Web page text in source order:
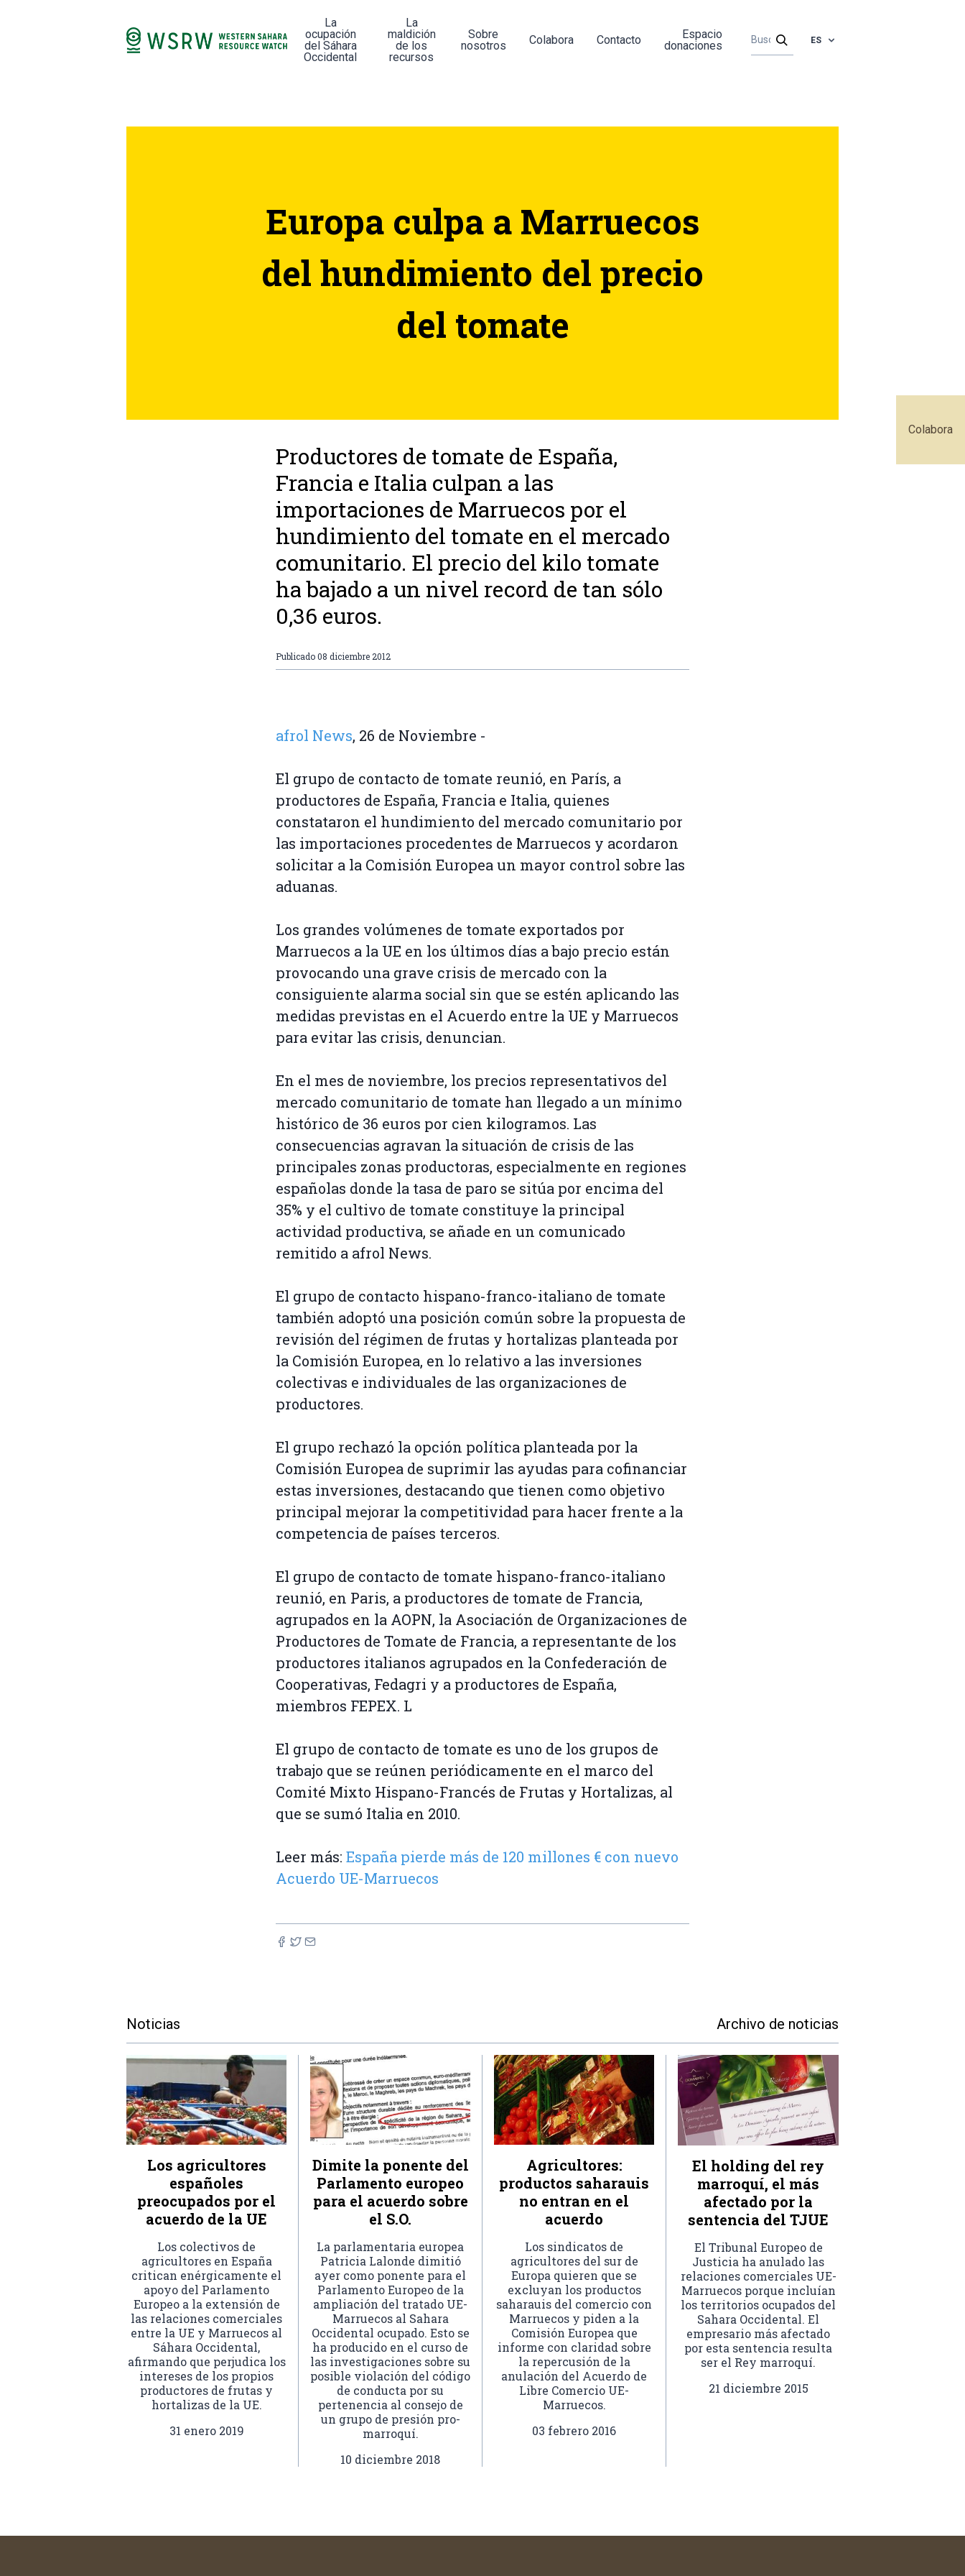
Colabora
La
ocupación
del Sáhara
Occidental
La
maldición
de los
recursos
Sobre
nosotros
Colabora Contacto
Espacio
donaciones
ES
Europa culpa a Marruecos
del hundimiento del precio
del tomate
Productores de tomate de España,
Francia e Italia culpan a las
importaciones de Marruecos por el
hundimiento del tomate en el mercado
comunitario. El precio del kilo tomate
ha bajado a un nivel record de tan sólo
0,36 euros.
Publicado08 diciembre 2012
afrol News, 26 de Noviembre -
El grupo de contacto de tomate reunió, en París, a
productores de España, Francia e Italia, quienes
constataron el hundimiento del mercado comunitario por
las importaciones procedentes de Marruecos y acordaron
solicitar a la Comisión Europea un mayor control sobre las
aduanas.
Los grandes volúmenes de tomate exportados por
Marruecos a la UE en los últimos días a bajo precio están
provocando una grave crisis de mercado con la
consiguiente alarma social sin que se estén aplicando las
medidas previstas en el Acuerdo entre la UE y Marruecos
para evitar las crisis, denuncian.
En el mes de noviembre, los precios representativos del
mercado comunitario de tomate han llegado a un mínimo
histórico de 36 euros por cien kilogramos. Las
consecuencias agravan la situación de crisis de las
principales zonas productoras, especialmente en regiones
españolas donde la tasa de paro se sitúa por encima del
35% y el cultivo de tomate constituye la principal
actividad productiva, se añade en un comunicado
remitido a afrol News.
El grupo de contacto hispano-franco-italiano de tomate
también adoptó una posición común sobre la propuesta de
revisión del régimen de frutas y hortalizas planteada por
la Comisión Europea, en lo relativo a las inversiones
colectivas e individuales de las organizaciones de
productores.
El grupo rechazó la opción política planteada por la
Comisión Europea de suprimir las ayudas para cofinanciar
estas inversiones, destacando que tienen como objetivo
principal mejorar la competitividad para hacer frente a la
competencia de países terceros.
El grupo de contacto de tomate hispano-franco-italiano
reunió, en Paris, a productores de tomate de Francia,
agrupados en la AOPN, la Asociación de Organizaciones de
Productores de Tomate de Francia, a representante de los
productores italianos agrupados en la Confederación de
Cooperativas, Fedagri y a productores de España,
miembros FEPEX. L
El grupo de contacto de tomate es uno de los grupos de
trabajo que se reúnen periódicamente en el marco del
Comité Mixto Hispano-Francés de Frutas y Hortalizas, al
que se sumó Italia en 2010.
Leer más: España pierde más de 120 millones € con nuevo
Acuerdo UE-Marruecos
Noticias Archivo de noticias
Los agricultores
españoles
preocupados por el
acuerdo de la UE
Los colectivos de
agricultores en España
critican enérgicamente el
apoyo del Parlamento
Europeo a la extensión de
las relaciones comerciales
entre la UE y Marruecos al
Sáhara Occidental,
afirmando que perjudica los
intereses de los propios
productores de frutas y
hortalizas de la UE.
31 enero 2019
Dimite la ponente del
Parlamento europeo
para el acuerdo sobre
el S.O.
La parlamentaria europea
Patricia Lalonde dimitió
ayer como ponente para el
Parlamento Europeo de la
ampliación del tratado UE-
Marruecos al Sahara
Occidental ocupado. Esto se
ha producido en el curso de
las investigaciones sobre su
posible violación del código
de conducta por su
pertenencia al consejo de
un grupo de presión pro-
marroquí.
10 diciembre 2018
Agricultores:
productos saharauis
no entran en el
acuerdo
Los sindicatos de
agricultores del sur de
Europa quieren que se
excluyan los productos
saharauis del comercio con
Marruecos y piden a la
Comisión Europea que
informe con claridad sobre
la repercusión de la
anulación del Acuerdo de
Libre Comercio UE-
Marruecos.
03 febrero 2016
El holding del rey
marroquí, el más
afectado por la
sentencia del TJUE
El Tribunal Europeo de
Justicia ha anulado las
relaciones comerciales UE-
Marruecos porque incluían
los territorios ocupados del
Sahara Occidental. El
empresario más afectado
por esta sentencia resulta
ser el Rey marroquí.
21 diciembre 2015